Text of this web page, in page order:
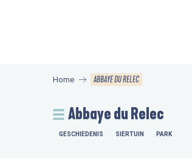
Home ABBAYE DU RELEC
Abbaye du Relec
GESCHIEDENIS SIERTUIN PARK